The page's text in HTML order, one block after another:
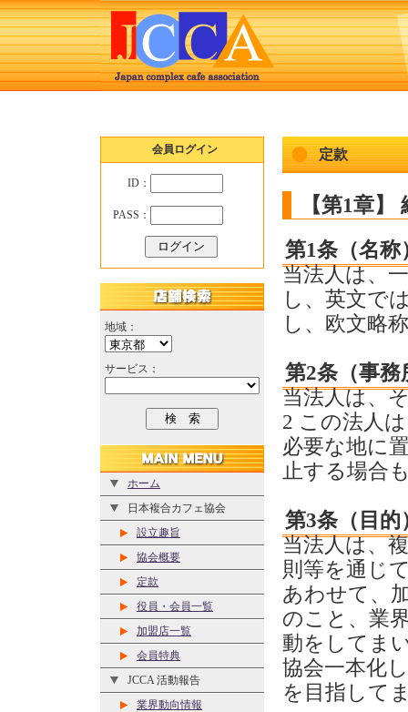
会員ログイン
ID：
PASS：
地域：
サービス：
ホーム
日本複合カフェ協会
設立趣旨
協会概要
定款
役員・会員一覧
加盟店一覧
会員特典
JCCA 活動報告
業界動向情報
定款
【第1章
第1条（名称
当法人は、
し、英文で
し、欧文略
第2条（事務
当法人は、
2 この法人
必要な地に
止する場合
第3条（目的
当法人は、
則等を通じ
あわせて、
のこと、業
動をしてま
協会一本化
を目指して